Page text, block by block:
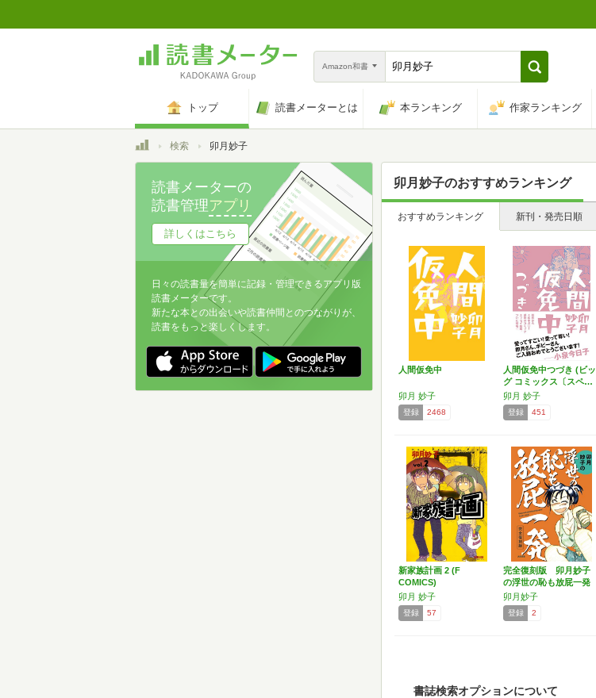
Amazon和書
トップ 読書メーターとは 本ランキング 作家ランキング
トップ検索 卯月妙子
卯月妙子のおすすめランキング
おすすめランキング 新刊・発売日順
人間仮免中
卯月 妙子
登録 2468
人間仮免中つづき (ビッ
グ コミックス〔スペ…
卯月 妙子
登録 451
新家族計画 2 (F
COMICS)
卯月 妙子
登録 57
完全復刻版 卯月妙子
の浮世の恥も放屁一発
卯月妙子
登録 2
書誌検索オプションについて
読書メーターの
読書管理アプリ
詳しくはこちら
日々の読書量を簡単に記録・管理できるアプリ版
読書メーターです。
新たな本との出会いや読書仲間とのつながりが、
読書をもっと楽しくします。